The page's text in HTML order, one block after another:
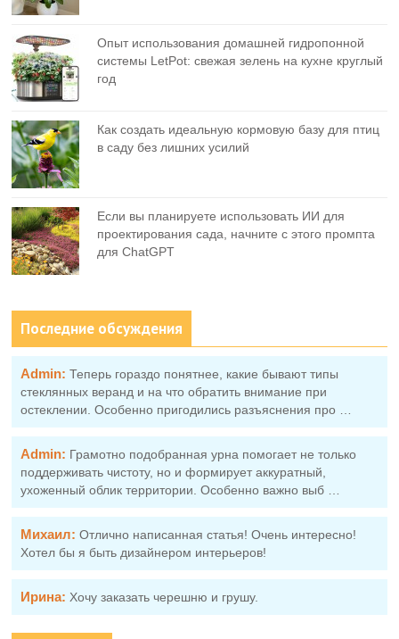
Опыт использования домашней гидропонной
системы LetPot: свежая зелень на кухне круглый
год
Как создать идеальную кормовую базу для птиц
в саду без лишних усилий
Если вы планируете использовать ИИ для
проектирования сада, начните с этого промпта
для ChatGPT
Последние обсуждения
Admin: Теперь гораздо понятнее, какие бывают типы
стеклянных веранд и на что обратить внимание при
остеклении. Особенно пригодились разъяснения про …
Admin: Грамотно подобранная урна помогает не только
поддерживать чистоту, но и формирует аккуратный,
ухоженный облик территории. Особенно важно выб …
Михаил: Отлично написанная статья! Очень интересно!
Хотел бы я быть дизайнером интерьеров!
Ирина: Хочу заказать черешню и грушу.